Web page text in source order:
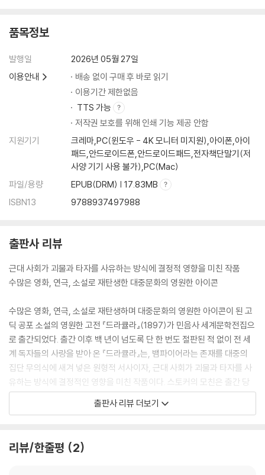
품목정보
발행일
2026년 05월 27일
이용안내
배송 없이 구매 후 바로 읽기
이용기간 제한없음
TTS 가능
저작권 보호를 위해 인쇄 기능 제공 안함
지원기기
크레마,PC(윈도우 - 4K 모니터 미지원),아이폰,아이
패드,안드로이드폰,안드로이드패드,전자책단말기(저
사양 기기 사용 불가),PC(Mac)
파일/용량
EPUB(DRM) | 17.83MB
ISBN13
9788937497988
출판사 리뷰
근대 사회가 괴물과 타자를 사유하는 방식에 결정적 영향을 미친 작품
수많은 영화, 연극, 소설로 재탄생한 대중문화의 영원한 아이콘
수많은 영화, 연극, 소설로 재탄생하며 대중문화의 영원한 아이콘이 된 고
딕 공포 소설의 영원한 고전 『드라큘라』(1897)가 민음사 세계문학전집으
로 출간되었다. 출간 이후 백 년이 넘도록 단 한 번도 절판된 적 없이 전 세
계 독자들의 사랑을 받아 온 『드라큘라』는, 뱀파이어라는 존재를 대중의
집단 무의식에 새겨 넣은 원형적 서사이자, 근대 사회가 괴물과 타자를 사
유하는 방식에 결정적인 영향을 미친 작품이다. 스토커의 모친은 출간 당
시 이 작품이 메리 셸리의 『프랑켄슈타인』만큼 유명해질 것이라고 예언했
다 전해지는데, 오늘날까지 이어지는 드라큘라 신드롬은 그 예언마저 훌쩍
이 이 작품에서 풍부한 논의를 길어 올리고 있다. 『드라큘라』는 고정된 의
출판사 리뷰 더보기
리뷰/한줄평 2